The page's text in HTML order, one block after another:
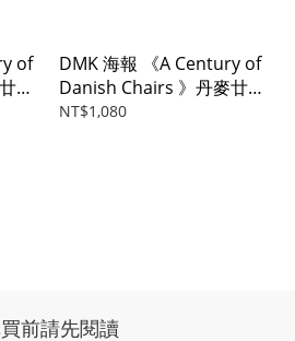
of
世
DMK 海報 《A Century of
Danish Chairs 》丹麥廿世
紀設計經典椅子海報
NT$1,080
前請先閱讀